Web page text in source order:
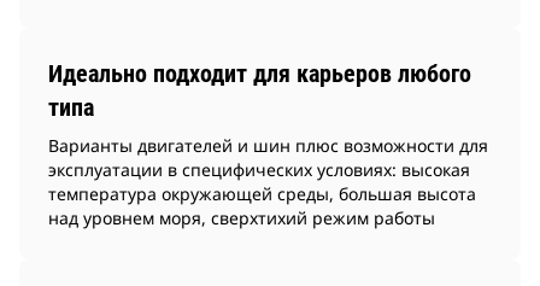
Идеально подходит для карьеров любого
типа
Варианты двигателей и шин плюс возможности для
эксплуатации в специфических условиях: высокая
температура окружающей среды, большая высота
над уровнем моря, сверхтихий режим работы